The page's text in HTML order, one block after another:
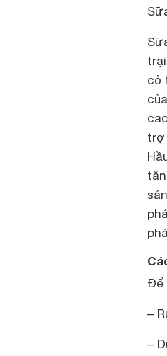
cỏ
trợ
Để
–
–